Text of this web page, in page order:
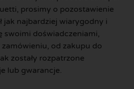
prosimy o pozostawienie
jak najbardziej wiarygodny i
swoimi doświadczeniami,
od zakupu do
zostały rozpatrzone
lub gwarancje.